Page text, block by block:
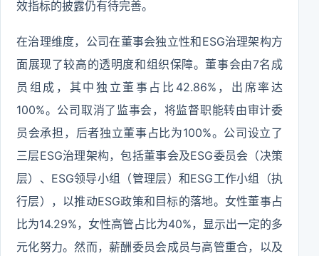
效指标的披露仍有待完善。
在治理维度，公司在董事会独立性和ESG治理架构方
面展现了较高的透明度和组织保障。董事会由7名成
员组成，其中独立董事占比42.86%，出席率达
100%。公司取消了监事会，将监督职能转由审计委
员会承担，后者独立董事占比为100%。公司设立了
三层ESG治理架构，包括董事会及ESG委员会（决策
层）、ESG领导小组（管理层）和ESG工作小组（执
行层），以推动ESG政策和目标的落地。女性董事占
比为14.29%，女性高管占比为40%，显示出一定的多
元化努力。然而，薪酬委员会成员与高管重合，以及